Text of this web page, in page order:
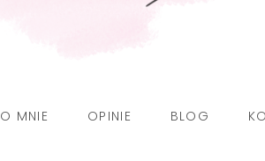
O MNIE OPINIE BLOG